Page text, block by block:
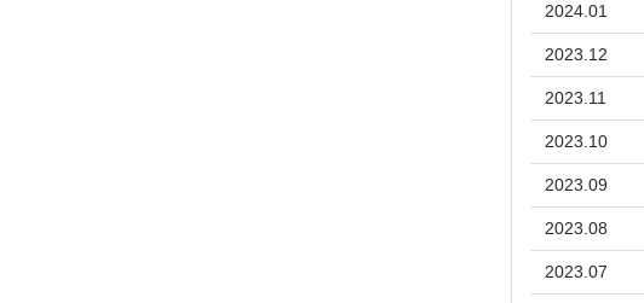
2024.01
2023.12
2023.11
2023.10
2023.09
2023.08
2023.07